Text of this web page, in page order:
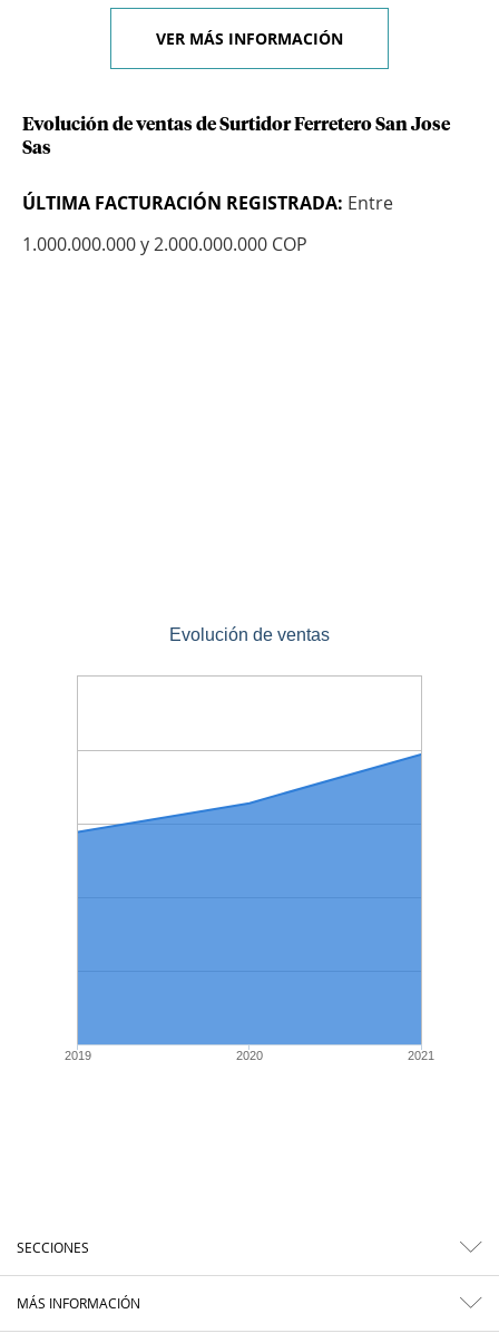
VER MÁS INFORMACIÓN
Evolución de ventas de Surtidor Ferretero San Jose
Sas
ÚLTIMA FACTURACIÓN REGISTRADA: Entre
1.000.000.000 y 2.000.000.000 COP
Evolución de ventas
2019 2020 2021
SECCIONES
MÁS INFORMACIÓN